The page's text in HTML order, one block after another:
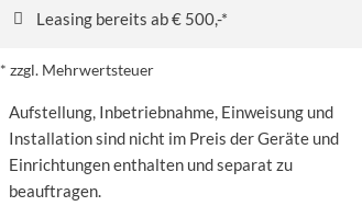
Leasing bereits ab € 500,-*
* zzgl. Mehrwertsteuer
Aufstellung, Inbetriebnahme, Einweisung und
Installation sind nicht im Preis der Geräte und
Einrichtungen enthalten und separat zu
beauftragen.